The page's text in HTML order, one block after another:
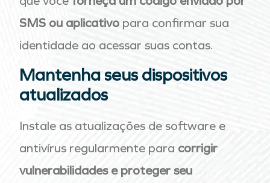
SMS ou aplicativo para confirmar sua
identidade ao acessar suas contas.
Mantenha seus dispositivos
atualizados
Instale as atualizações de software e
antivírus regularmente para corrigir
vulnerabilidades e proteger seu